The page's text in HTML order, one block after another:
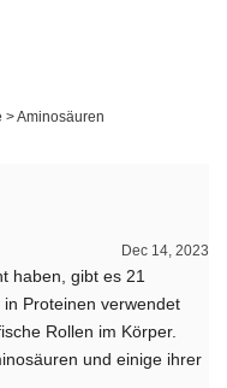
>Aminosäuren
Dec 14, 2023
haben, gibt es 21
Proteinen verwendet
Rollen im Körper.
und einige ihrer